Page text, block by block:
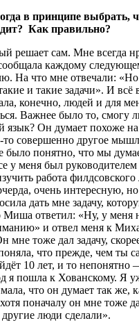
в принципе выбрать,
Как правильно?
решает сам. Мне всегда
каждому
На что мне отвечали:
и такие задачи». И всё
конечно, людей и для
Важнее было то, смогу
язык? Он думает похоже
то совершенно другое
было понятно, что мы
у меня был
работа филдсовского
очень интересную,
дать мне задачу,
Миша ответил: «Ну, у меня
и отвел меня к
мне тоже дал задачу,
что прежде, чем ты
10 лет, и то непонятно
я пошла к Хованскому. Я
что он думает так же,
поначалу он мне тоже
люди сделали».